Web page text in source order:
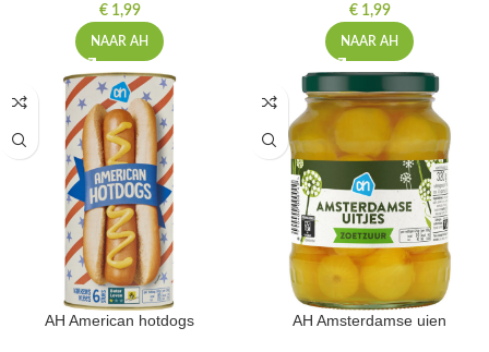
€1,99
NAAR AH
€1,99
NAAR AH
AH American hotdogs AH Amsterdamse uien